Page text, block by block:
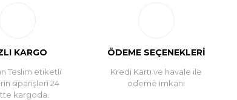
KARGO
Teslim etiketli
siparişleri 24
kargoda.
ÖDEME SEÇENEKLERİ
Kredi Kartı ve havale ile
ödeme imkanı